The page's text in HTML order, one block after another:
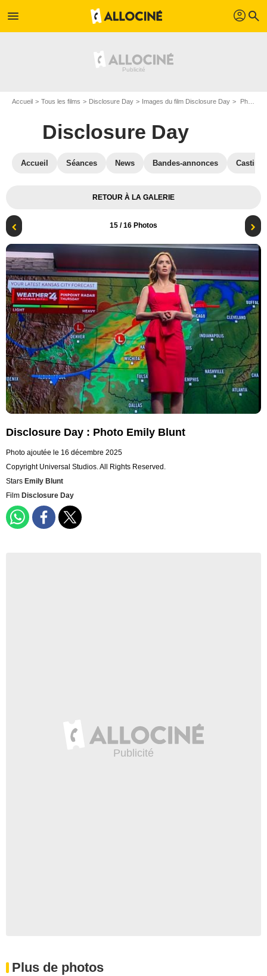
menu profil search
Accueil Tous les films Disclosure Day Images du film Disclosure Day Photo du film Disclosure Day - Photo 15
Disclosure Day
Accueil Séances News Bandes-annonces Casting
RETOUR À LA GALERIE
15 / 16 Photos
Disclosure Day : Photo Emily Blunt
Photo ajoutée le 16 décembre 2025
Copyright Universal Studios. All Rights Reserved.
Stars Emily Blunt
Film Disclosure Day
Plus de photos